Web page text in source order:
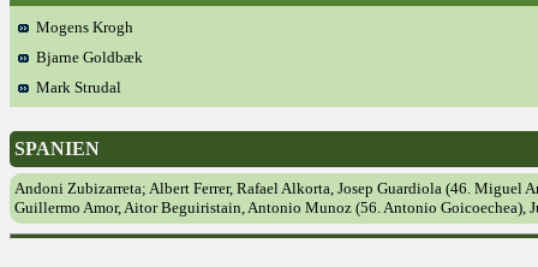
Mogens Krogh
Bjarne Goldbæk
Mark Strudal
SPANIEN
Andoni Zubizarreta; Albert Ferrer, Rafael Alkorta, Josep Guardiola (46. Miguel
Guillermo Amor, Aitor Beguiristain, Antonio Munoz (56. Antonio Goicoechea),